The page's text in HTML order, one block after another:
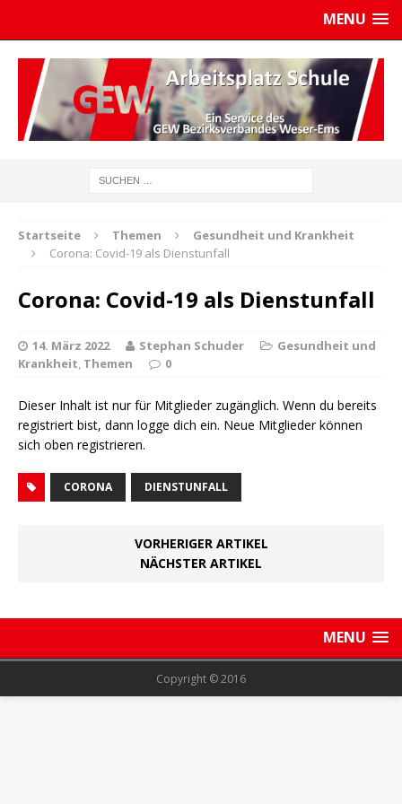
MENU
Startseite Themen
Gesundheit und Krankheit
Corona: Covid-19 als Dienstunfall
Corona: Covid-19 als Dienstunfall
14. März 2022 Stephan Schuder
Gesundheit und
Krankheit, Themen 0
Dieser Inhalt ist nur für Mitglieder zugänglich. Wenn du bereits
registriert bist, dann logge dich ein. Neue Mitglieder können
sich oben registrieren.
CORONA DIENSTUNFALL
VORHERIGER ARTIKEL
NÄCHSTER ARTIKEL
MENU
Copyright © 2016